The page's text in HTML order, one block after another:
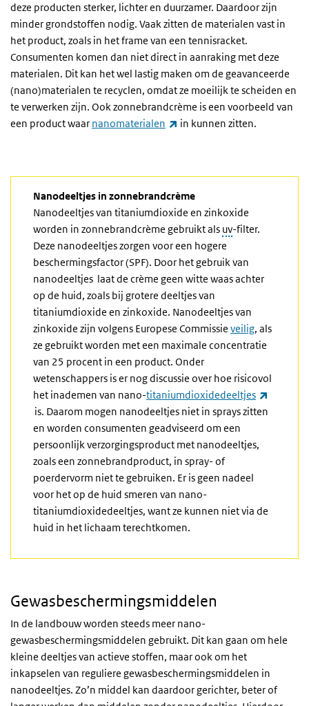
deze producten sterker, lichter en duurzamer. Daardoor zijn
minder grondstoffen nodig. Vaak zitten de materialen vast in
het product, zoals in het frame van een tennisracket.
Consumenten komen dan niet direct in aanraking met deze
materialen. Dit kan het wel lastig maken om de geavanceerde
(nano)materialen te recyclen, omdat ze moeilijk te scheiden en
te verwerken zijn. Ook zonnebrandcrème is een voorbeeld van
een product waar nanomaterialen (externe link)
in kunnen zitten.
Nanodeeltjes in zonnebrandcrème
Nanodeeltjes van titaniumdioxide en zinkoxide
worden in zonnebrandcrème gebruikt als uv-filter.
Deze nanodeeltjes zorgen voor een hogere
beschermingsfactor (SPF). Door het gebruik van
nanodeeltjes laat de crème geen witte waas achter
op de huid, zoals bij grotere deeltjes van
titaniumdioxide en zinkoxide. Nanodeeltjes van
zinkoxide zijn volgens Europese Commissie veilig, als
ze gebruikt worden met een maximale concentratie
van 25 procent in een product. Onder
wetenschappers is er nog discussie over hoe risicovol
het inademen van nano-titaniumdioxidedeeltjes
(externe link)
is. Daarom mogen nanodeeltjes niet in sprays zitten
en worden consumenten geadviseerd om een
persoonlijk verzorgingsproduct met nanodeeltjes,
zoals een zonnebrandproduct, in spray- of
poerdervorm niet te gebruiken. Er is geen nadeel
voor het op de huid smeren van nano-
titaniumdioxidedeeltjes, want ze kunnen niet via de
huid in het lichaam terechtkomen.
Gewasbeschermingsmiddelen
In de landbouw worden steeds meer nano-
gewasbeschermingsmiddelen gebruikt. Dit kan gaan om hele
kleine deeltjes van actieve stoffen, maar ook om het
inkapselen van reguliere gewasbeschermingsmiddelen in
nanodeeltjes. Zo’n middel kan daardoor gerichter, beter of